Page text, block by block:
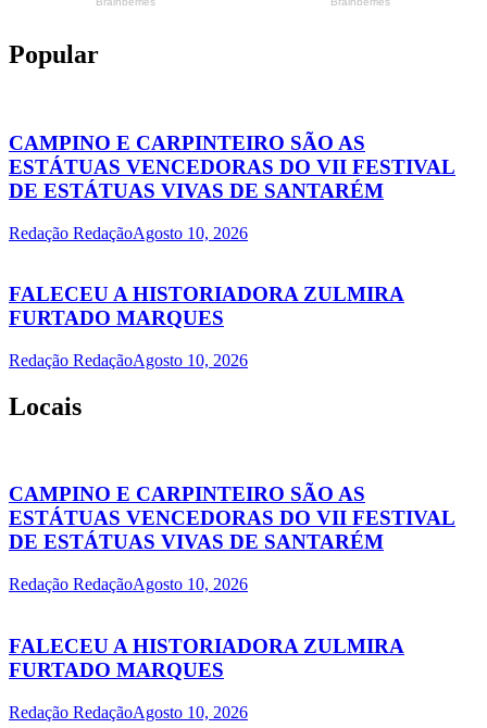
Popular
CAMPINO E CARPINTEIRO SÃO AS
ESTÁTUAS VENCEDORAS DO VII FESTIVAL
DE ESTÁTUAS VIVAS DE SANTARÉM
Redação RedaçãoAgosto 10, 2026
FALECEU A HISTORIADORA ZULMIRA
FURTADO MARQUES
Redação RedaçãoAgosto 10, 2026
Locais
CAMPINO E CARPINTEIRO SÃO AS
ESTÁTUAS VENCEDORAS DO VII FESTIVAL
DE ESTÁTUAS VIVAS DE SANTARÉM
Redação RedaçãoAgosto 10, 2026
FALECEU A HISTORIADORA ZULMIRA
FURTADO MARQUES
Redação RedaçãoAgosto 10, 2026